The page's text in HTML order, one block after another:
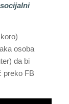
osoba
da bi
preko FB